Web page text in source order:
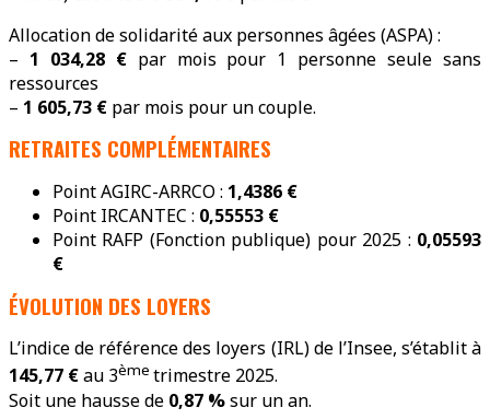
Allocation de solidarité aux personnes âgées (ASPA) :
– 1 034,28 €par mois pour 1 personne seule sans
ressources
– 1 605,73 € par mois pour un couple.
RETRAITES COMPLÉMENTAIRES
Point AGIRC-ARRCO : 1,4386 €
Point IRCANTEC : 0,55553 €
Point RAFP (Fonction publique) pour 2025 : 0,05593
€
ÉVOLUTION DES LOYERS
L’indice de référence des loyers (IRL) de l’Insee, s’établit à
145,77 €au 3ème trimestre 2025.
Soit une hausse de 0,87 %sur un an.